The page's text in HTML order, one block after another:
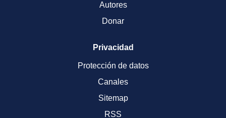
Autores
Donar
Privacidad
Protección de datos
Canales
Sitemap
RSS